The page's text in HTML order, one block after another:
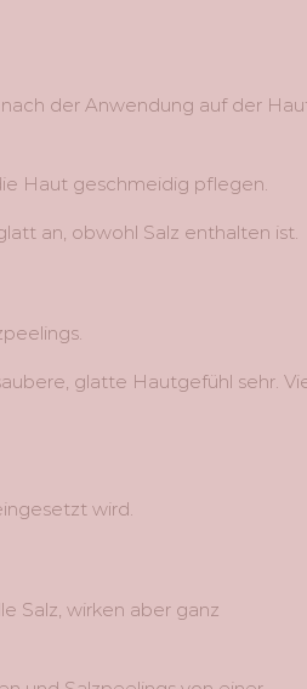
der Anwendung auf der
Haut geschmeidig pflegen.
an, obwohl Salz enthalten ist.
glatte Hautgefühl sehr.
wird.
Salz, wirken aber ganz